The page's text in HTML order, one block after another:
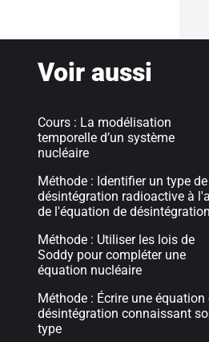
Voir aussi
Cours : La modélisation
temporelle d’un système
nucléaire
Méthode : Identifier un type de
désintégration radioactive à
de l'équation de désintégration
Méthode : Utiliser les lois de
Soddy pour compléter une
équation nucléaire
Méthode : Écrire une équation
désintégration connaissant
type